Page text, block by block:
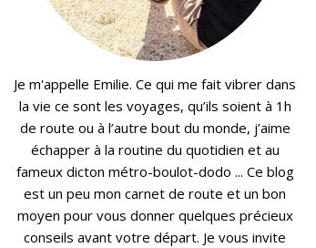
Je m'appelle Emilie. Ce qui me fait vibrer dans
la vie ce sont les voyages, qu’ils soient à 1h
de route ou à l’autre bout du monde, j’aime
échapper à la routine du quotidien et au
fameux dicton métro-boulot-dodo ... Ce blog
est un peu mon carnet de route et un bon
moyen pour vous donner quelques précieux
conseils avant votre départ. Je vous invite